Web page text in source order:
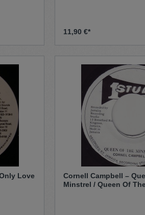
11,90 €*
Love
Cornell Campbell –
Minstrel / Queen Of